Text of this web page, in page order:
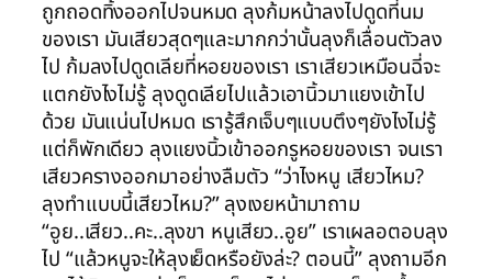
ถูกถอดทิ้งออกไปจนหมด ลุงก้มหน้าลงไปดูดที่นม
ของเรา มันเสียวสุดๆและมากกว่านั้นลุงก็เลื่อนตัวลง
ไป ก้มลงไปดูดเลียที่หอยของเรา เราเสียวเหมือนฉี่จะ
แตกยังไงไม่รู้ ลุงดูดเลียไปแล้วเอานิ้วมาแยงเข้าไป
ด้วย มันแน่นไปหมด เรารู้สึกเจ็บๆแบบตึงๆยังไงไม่รู้
แต่ก็พักเดียว ลุงแยงนิ้วเข้าออกรูหอยของเรา จนเรา
เสียวครางออกมาอย่างลืมตัว “ว่าไงหนู เสียวไหม?
ลุงทำแบบนี้เสียวไหม?” ลุงเงยหน้ามาถาม
“อูย..เสียว..คะ..ลุงขา หนูเสียว..อูย” เราเผลอตอบลุง
ไป “แล้วหนูจะให้ลุงเย็ดหรือยังล่ะ? ตอนนี้” ลุงถามอีก